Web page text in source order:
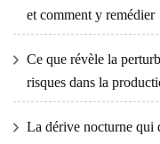
et comment y remédier
Ce que révèle la
risques dans la
La dérive nocturne qui